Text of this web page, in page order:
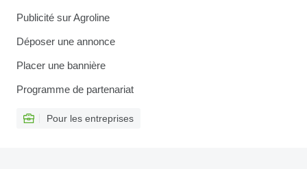
Publicité sur Agroline
Déposer une annonce
Placer une bannière
Programme de partenariat
Pour les entreprises